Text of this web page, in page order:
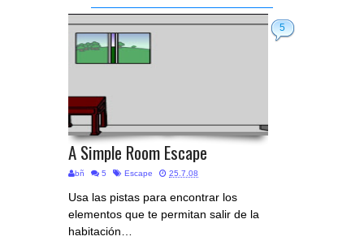
5
A Simple Room Escape
bñ 5 Escape 25.7.08
Usa las pistas para encontrar los
elementos que te permitan salir de la
habitación…